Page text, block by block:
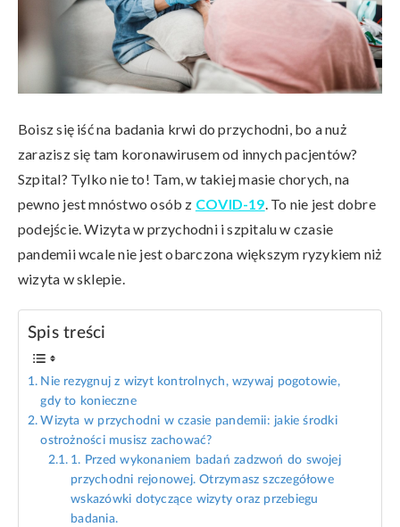
Boisz się iść na badania krwi do przychodni, bo a nuż
zarazisz się tam koronawirusem od innych pacjentów?
Szpital? Tylko nie to! Tam, w takiej masie chorych, na
pewno jest mnóstwo osób z COVID-19. To nie jest dobre
podejście. Wizyta w przychodni i szpitalu w czasie
pandemii wcale nie jest obarczona większym ryzykiem niż
wizyta w sklepie.
Spis treści
Nie rezygnuj z wizyt kontrolnych, wzywaj pogotowie,
gdy to konieczne
Wizyta w przychodni w czasie pandemii: jakie środki
ostrożności musisz zachować?
1. Przed wykonaniem badań zadzwoń do swojej
przychodni rejonowej. Otrzymasz szczegółowe
wskazówki dotyczące wizyty oraz przebiegu
badania.